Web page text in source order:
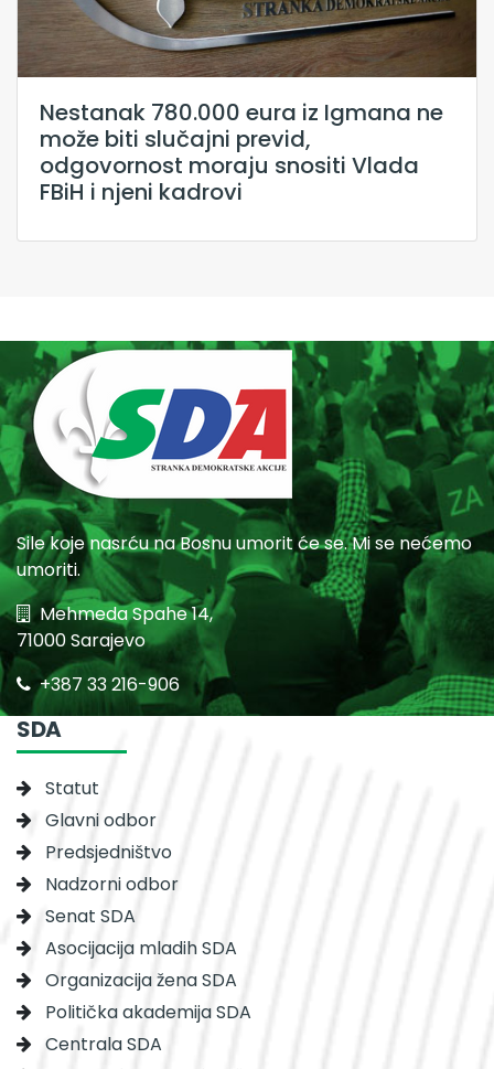
Nestanak 780.000 eura iz Igmana ne
može biti slučajni previd,
odgovornost moraju snositi Vlada
FBiH i njeni kadrovi
Sile koje nasrću na Bosnu umorit će se. Mi se nećemo
umoriti.
Mehmeda Spahe 14,
71000 Sarajevo
+387 33 216-906
SDA
Statut
Glavni odbor
Predsjedništvo
Nadzorni odbor
Senat SDA
Asocijacija mladih SDA
Organizacija žena SDA
Politička akademija SDA
Centrala SDA